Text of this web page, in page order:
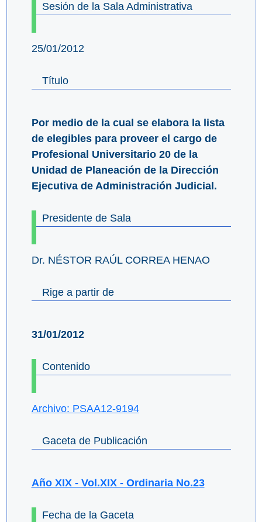
Sesión de la Sala Administrativa
25/01/2012
Título
Por medio de la cual se elabora la lista
de elegibles para proveer el cargo de
Profesional Universitario 20 de la
Unidad de Planeación de la Dirección
Ejecutiva de Administración Judicial.
Presidente de Sala
Dr. NÉSTOR RAÚL CORREA HENAO
Rige a partir de
31/01/2012
Contenido
Archivo: PSAA12-9194
Gaceta de Publicación
Año XIX - Vol.XIX - Ordinaria No.23
Fecha de la Gaceta